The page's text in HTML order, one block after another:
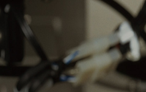
Technology to